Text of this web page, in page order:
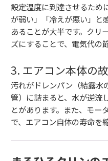
設定温度に到達させるため
が弱い」「冷えが悪い」と
あることが大半です。 クリ
ズにすることで、 電気代の
3. エアコン本体の
汚れがドレンパン（結露水
管）に詰まると、 水が逆流
とがあります。 また、 モー
で、 エアコン自体の寿命を